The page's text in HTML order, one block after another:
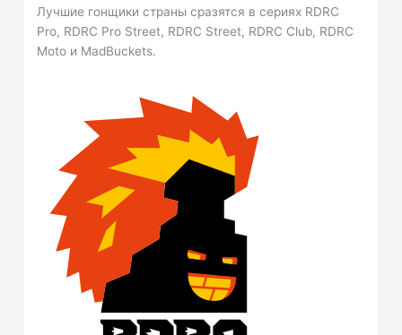
Лучшие гонщики страны сразятся в сериях RDRC
Pro, RDRC Pro Street, RDRC Street, RDRC Club, RDRC
Moto и MadBuckets.